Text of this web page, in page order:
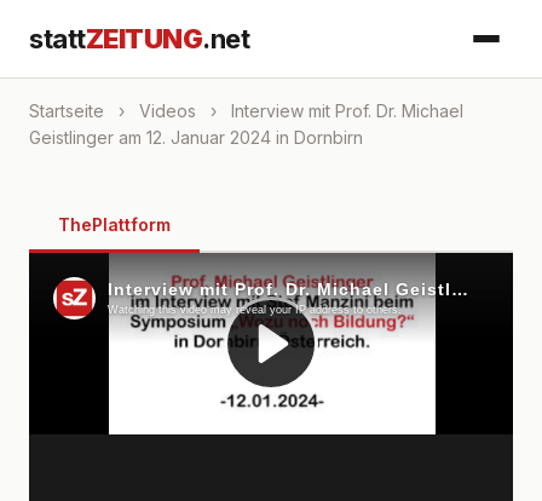
stattZEITUNG.net
Startseite › Videos ›
Interview mit Prof. Dr. Michael
Geistlinger am 12. Januar 2024 in Dornbirn
ThePlattform